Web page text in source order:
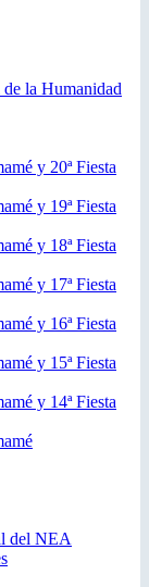
la Humanidad
y 20ª Fiesta
y 19ª Fiesta
y 18ª Fiesta
y 17ª Fiesta
y 16ª Fiesta
y 15ª Fiesta
y 14ª Fiesta
del NEA